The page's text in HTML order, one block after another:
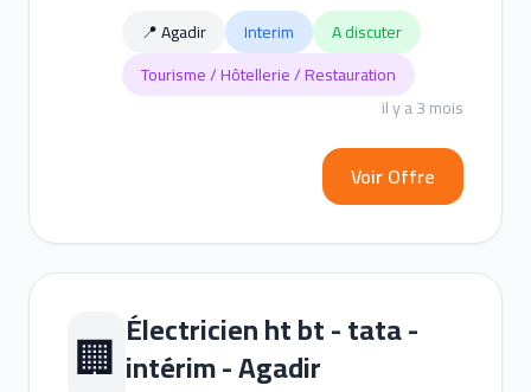
📍 Agadir Interim
A discuter
Tourisme / Hôtellerie / Restauration
il y a 3 mois
Voir Offre
🏢 Électricien ht bt - tata -
intérim - Agadir